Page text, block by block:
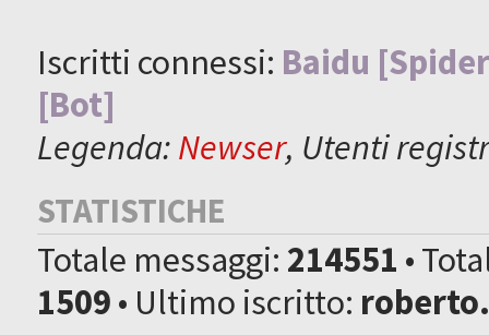
Iscritti connessi: Baidu
[Bot]
Legenda:Newser, Utenti
STATISTICHE
Totale messaggi: 214551 •
1509• Ultimo iscritto: